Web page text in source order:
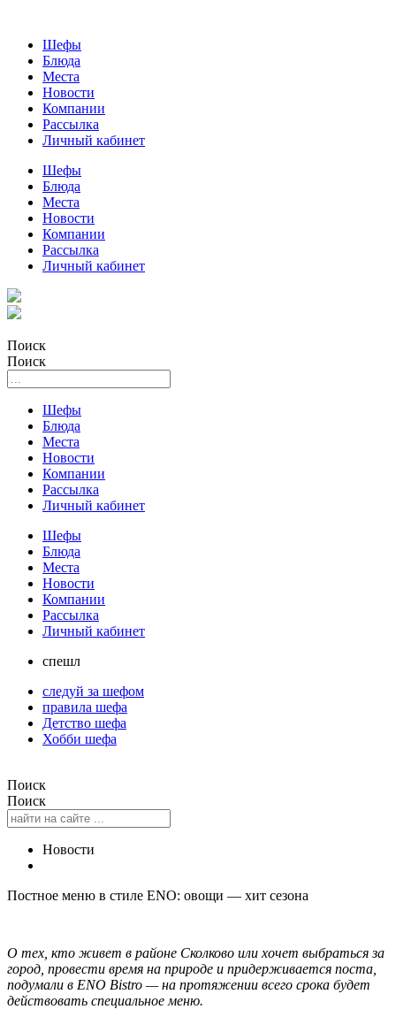
Шефы
Блюда
Места
Новости
Компании
Рассылка
Личный кабинет
Шефы
Блюда
Места
Новости
Компании
Рассылка
Личный кабинет
Поиск
Поиск
Шефы
Блюда
Места
Новости
Компании
Рассылка
Личный кабинет
Шефы
Блюда
Места
Новости
Компании
Рассылка
Личный кабинет
спешл
следуй за шефом
правила шефа
Детство шефа
Хобби шефа
Поиск
Поиск
Новости
Постное меню в стиле ENO: овощи — хит сезона
О тех, кто живет в районе Сколково или хочет выбраться за
город, провести время на природе и придерживается поста,
подумали в ENO Bistro — на протяжении всего срока будет
действовать специальное меню.